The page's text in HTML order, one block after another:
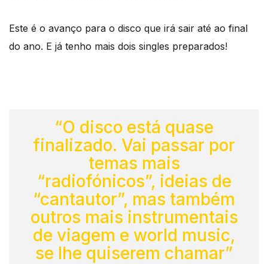
Este é o avanço para o disco que irá sair até ao final
do ano. E já tenho mais dois singles preparados!
“O disco está quase
finalizado. Vai passar por
temas mais
“radiofónicos”, ideias de
“cantautor”, mas também
outros mais instrumentais
de viagem e world music,
se lhe quiserem chamar”